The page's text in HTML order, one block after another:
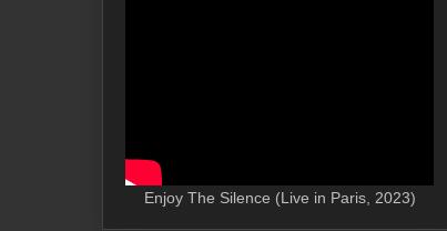
Enjoy The Silence (Live in Paris, 2023)